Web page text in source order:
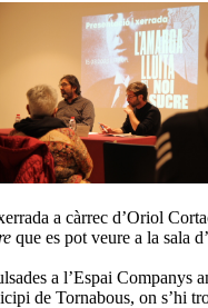
a càrrec d’Oriol
que es pot veure a la sala
a l’Espai
de Tornabous, on s’hi